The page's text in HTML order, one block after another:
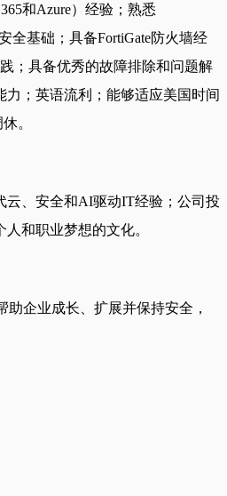
和Azure）经验；熟悉
全基础；具备FortiGate防火墙经
；具备优秀的故障排除和问题解
力；英语流利；能够适应美国时间
。
云、安全和AI驱动IT经验；公司投
和职业梦想的文化。
助企业成长、扩展并保持安全，